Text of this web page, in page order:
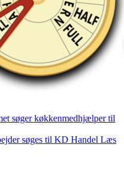
søger køkkenmedhjælper til
søges til KD Handel Læs